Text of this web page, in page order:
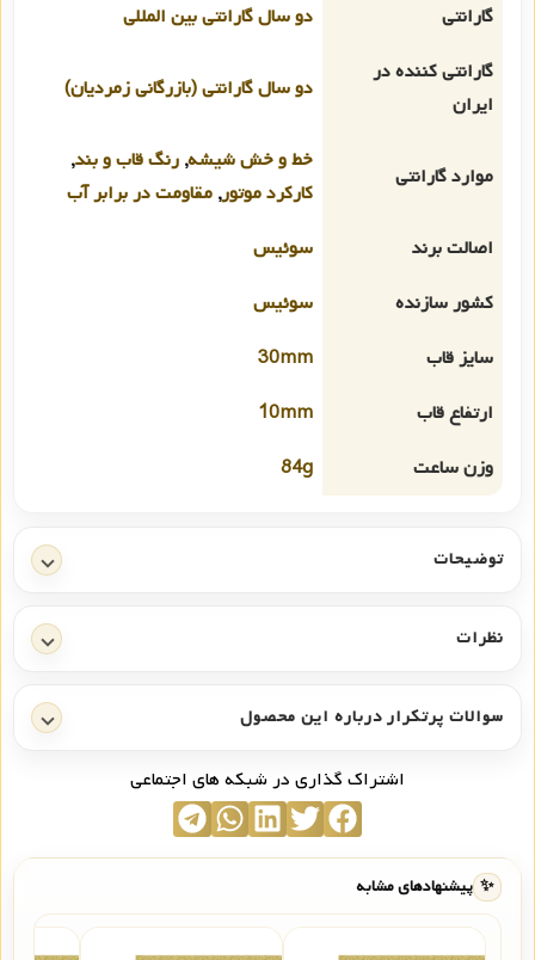
گارانتی
دو سال گارانتی بین المللی
گارانتی کننده در
ایران
دو سال گارانتی (بازرگانی زمردیان)
موارد گارانتی
خط و خش شیشه, رنگ قاب و بند,
کارکرد موتور, مقاومت در برابر آب
اصالت برند
سوئیس
کشور سازنده
سوئیس
سایز قاب
30mm
ارتفاع قاب
10mm
وزن ساعت
84g
توضیحات
نظرات
سوالات پرتکرار درباره این محصول
اشتراک گذاری در شبکه های اجتماعی
✨ پیشنهادهای مشابه